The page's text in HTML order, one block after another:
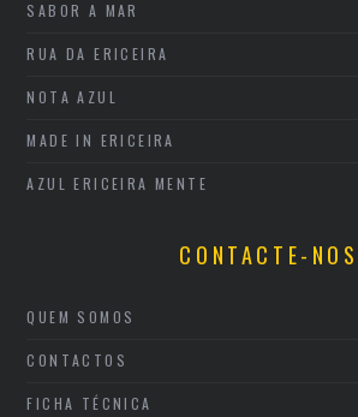
SABOR A MAR
RUA DA ERICEIRA
NOTA AZUL
MADE IN ERICEIRA
AZUL ERICEIRA MENTE
CONTACTE-NOS
QUEM SOMOS
CONTACTOS
FICHA TÉCNICA